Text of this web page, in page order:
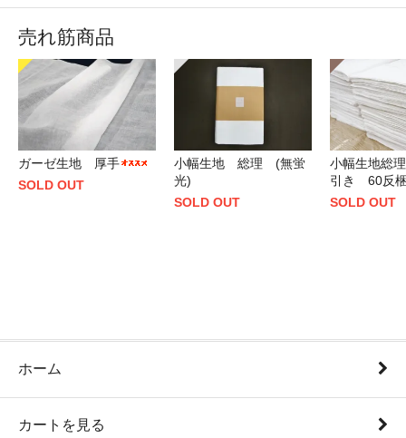
売れ筋商品
ガーゼ生地 厚手
SOLD OUT
小幅生地 総理 (無蛍
光)
SOLD OUT
小幅生地総
引き 60反
SOLD OUT
ホーム
カートを見る